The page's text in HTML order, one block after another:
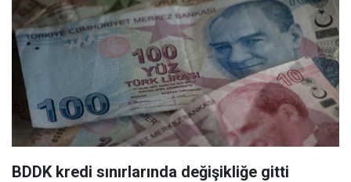
BDDK kredi sınırlarında değişikliğe gitti